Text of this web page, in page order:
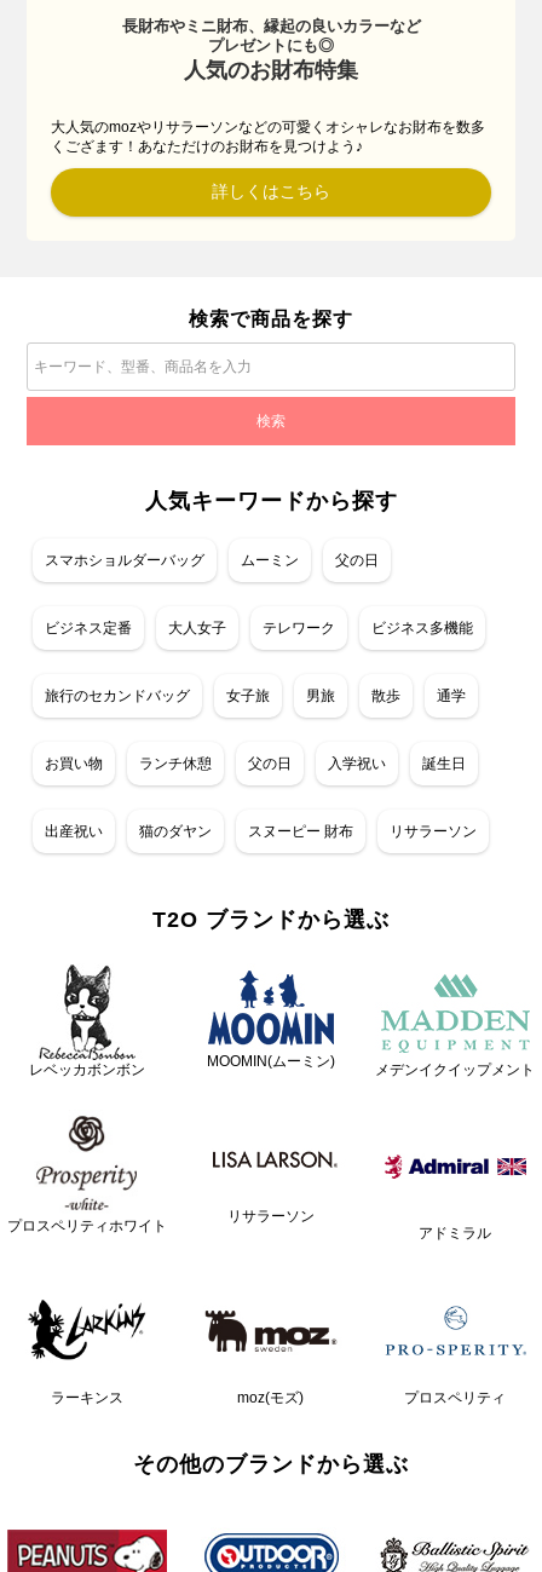
長財布やミニ財布、縁起の良いカラーなど
プレゼントにも◎
人気のお財布特集
大人気のmozやリサラーソンなどの可愛くオシャレなお財布を数多
くござます！あなただけのお財布を見つけよう♪
詳しくはこちら
検索で商品を探す
人気キーワードから探す
スマホショルダーバッグ ムーミン 父の日
ビジネス定番 大人女子 テレワーク ビジネス多機能
旅行のセカンドバッグ 女子旅 男旅 散歩 通学
お買い物 ランチ休憩 父の日 入学祝い 誕生日
出産祝い 猫のダヤン スヌーピー 財布 リサラーソン
T2O ブランドから選ぶ
レベッカボンボン MOOMIN(ムーミン) メデンイクイップメント
プロスペリティホワイト
リサラーソン
アドミラル
ラーキンス moz(モズ) プロスペリティ
その他のブランドから選ぶ